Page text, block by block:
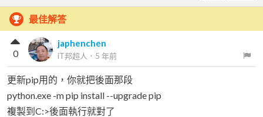
最佳解答
japhenchen
iT邦超人 ． 5 年前
0
更新pip用的，你就把後面那段
python.exe -m pip install --upgrade pip
複製到C:>後面執行就對了